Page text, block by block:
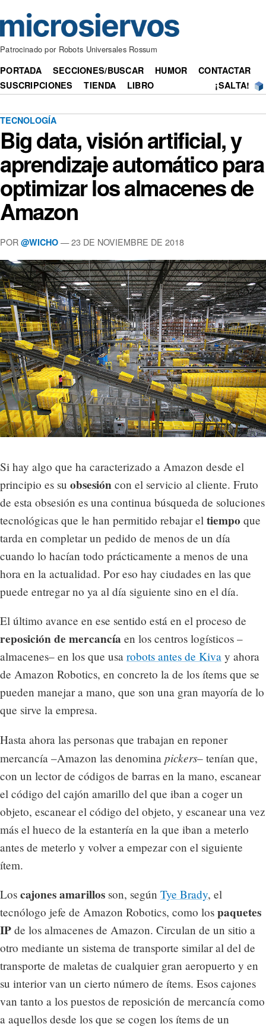
Patrocinado por Robots Universales Rossum
PORTADA SECCIONES/BUSCAR HUMOR
CONTACTAR
SUSCRIPCIONES
TIENDA LIBRO ¡SALTA!
TECNOLOGÍA
Big data, visión artificial, y
aprendizaje automático para
optimizar los almacenes de
Amazon
POR @WICHO — 23 DE NOVIEMBRE DE 2018
Si hay algo que ha caracterizado a Amazon desde el
principio es su obsesión con el servicio al cliente. Fruto
de esta obsesión es una continua búsqueda de soluciones
tecnológicas que le han permitido rebajar el tiempo que
tarda en completar un pedido de menos de un día
cuando lo hacían todo prácticamente a menos de una
hora en la actualidad. Por eso hay ciudades en las que
puede entregar no ya al día siguiente sino en el día.
El último avance en ese sentido está en el proceso de
reposición de mercancía en los centros logísticos –
almacenes– en los que usa robots antes de Kiva y ahora
de Amazon Robotics, en concreto la de los ítems que se
pueden manejar a mano, que son una gran mayoría de lo
que sirve la empresa.
Hasta ahora las personas que trabajan en reponer
mercancía –Amazon las denomina pickers– tenían que,
con un lector de códigos de barras en la mano, escanear
el código del cajón amarillo del que iban a coger un
objeto, escanear el código del objeto, y escanear una vez
más el hueco de la estantería en la que iban a meterlo
antes de meterlo y volver a empezar con el siguiente
ítem.
Los cajones amarillos son, según Tye Brady, el
tecnólogo jefe de Amazon Robotics, como los paquetes
IP de los almacenes de Amazon. Circulan de un sitio a
otro mediante un sistema de transporte similar al del de
transporte de maletas de cualquier gran aeropuerto y en
su interior van un cierto número de ítems. Esos cajones
van tanto a los puestos de reposición de mercancía como
a aquellos desde los que se cogen los ítems de un